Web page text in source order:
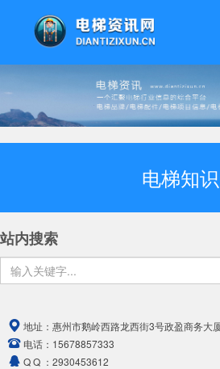
电梯知识
站内搜索
地址： 惠州市鹅岭西路龙西街3号政盈商务大
电话： 15678857333
Q Q ： 2930453612